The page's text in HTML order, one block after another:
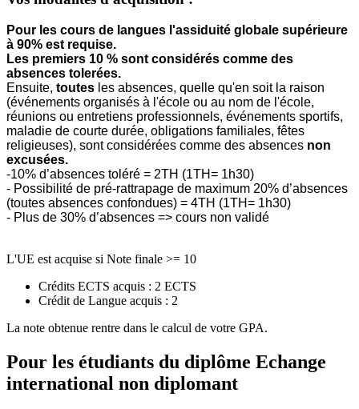
Pour les cours de langues l'assiduité globale supérieure
à 90% est requise.
Les premiers 10 % sont considérés comme des
absences tolerées.
Ensuite, toutes les absences, quelle qu'en soit la raison
(événements organisés à l'école ou au nom de l'école,
réunions ou entretiens professionnels, événements sportifs,
maladie de courte durée, obligations familiales, fêtes
religieuses), sont considérées comme des absences non
excusées.
-10% d’absences toléré = 2TH (1TH= 1h30)
- Possibilité de pré-rattrapage de maximum 20% d’absences
(toutes absences confondues) = 4TH (1TH= 1h30)
- Plus de 30% d’absences => cours non validé
L'UE est acquise si Note finale >= 10
Crédits ECTS acquis : 2 ECTS
Crédit de Langue acquis : 2
La note obtenue rentre dans le calcul de votre GPA.
Pour les étudiants du diplôme Echange
international non diplomant